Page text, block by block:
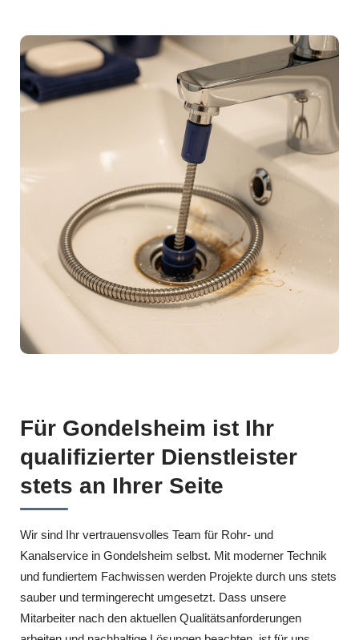
Für Gondelsheim ist Ihr
qualifizierter Dienstleister
stets an Ihrer Seite
Wir sind Ihr vertrauensvolles Team für Rohr- und
Kanalservice in Gondelsheim selbst. Mit moderner Technik
und fundiertem Fachwissen werden Projekte durch uns stets
sauber und termingerecht umgesetzt. Dass unsere
Mitarbeiter nach den aktuellen Qualitätsanforderungen